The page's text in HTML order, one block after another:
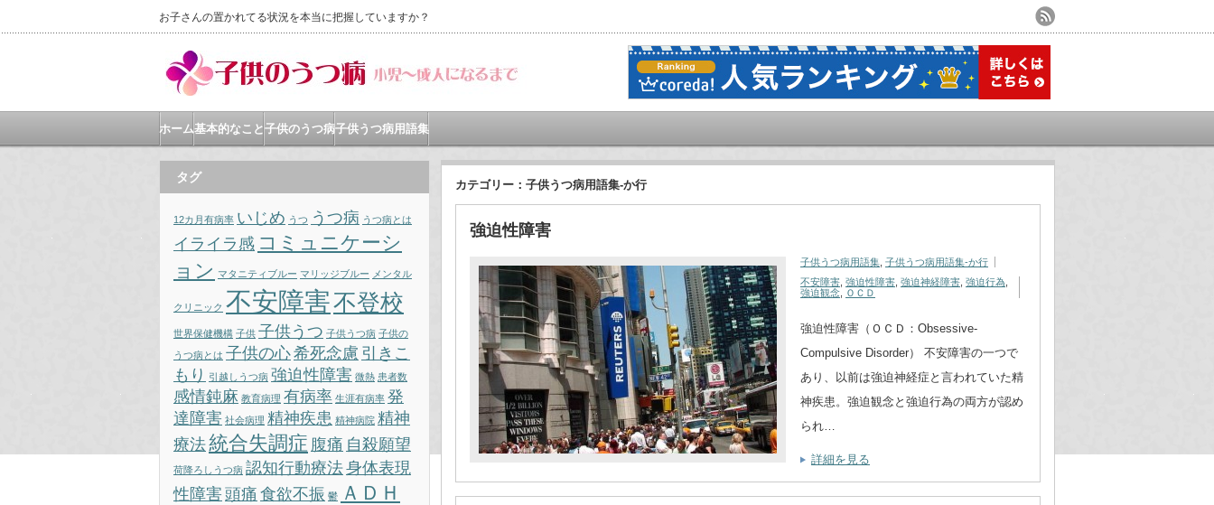
お子さんの置かれてる状況を本当に把握していますか？
ホーム基本的なこと子供のうつ病子供うつ病用語集
カテゴリー：子供うつ病用語集-か行
強迫性障害
子供うつ病用語集 子供うつ病用語集-か行
不安障害 強迫性障害 強迫神経障害 強迫行為
強迫観念
ＯＣＤ
強迫性障害（ＯＣＤ：Obsessive-
Compulsive Disorder） 不安障害の一つで
あり、以前は強迫神経症と言われていた精
神疾患。強迫観念と強迫行為の両方が認め
られ…
詳細を見る
タグ
12カ月有病率 いじめ うつ うつ病 うつ病とは
イライラ感 コミュニケーシ
ョン マタニティブルー マリッジブルー メンタル
クリニック 不安障害不登校
世界保健機構 子供 子供うつ 子供うつ病 子供の
うつ病とは 子供の心希死念慮 引きこ
もり
引越しうつ病 強迫性障害 微熱 患者数
感情鈍麻 教育病理 有病率 生涯有病率 発
達障害 社会病理 精神疾患 精神病院 精神
療法統合失調症 腹痛 自殺願望
荷降ろしうつ病 認知行動療法身体表現
性障害 頭痛 食欲不振 鬱
ＡＤＨ